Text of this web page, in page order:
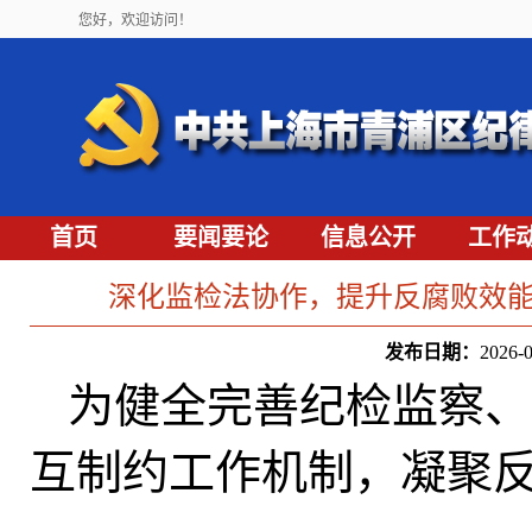
您好，欢迎访问！
首页 要闻要论 信息公开 工作
深化监检法协作，提升反腐败效
发布日期：
为健全完善纪检监察
互制约工作机制，凝聚